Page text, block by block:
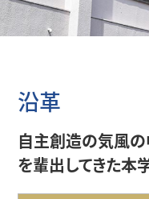
プラ
沿革
⾃主創造の気⾵の
を輩出してきた本